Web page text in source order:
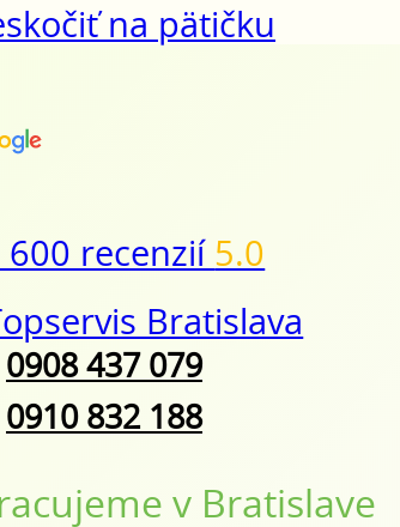
na pätičku
600 recenzií 5.0
0908 437 079
0910 832 188
v Bratislave